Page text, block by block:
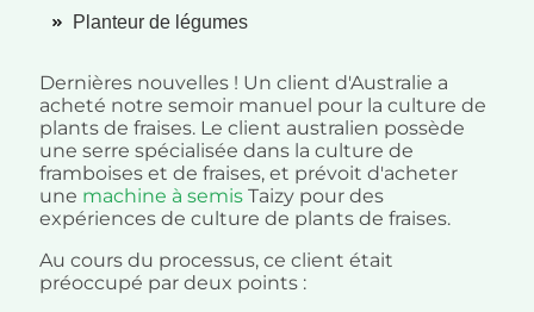
Planteur de légumes
Dernières nouvelles ! Un client d'Australie a
acheté notre semoir manuel pour la culture de
plants de fraises. Le client australien possède
une serre spécialisée dans la culture de
framboises et de fraises, et prévoit d'acheter
une machine à semis Taizy pour des
expériences de culture de plants de fraises.
Au cours du processus, ce client était
préoccupé par deux points :